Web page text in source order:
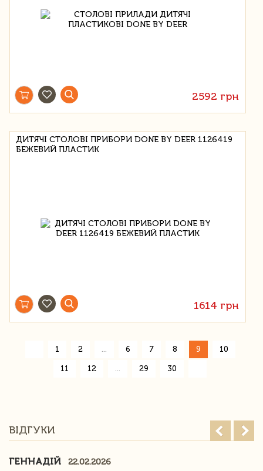
2592 грн
ДИТЯЧІ СТОЛОВІ ПРИБОРИ DONE BY DEER 1126419
БЕЖЕВИЙ ПЛАСТИК
1614 грн
1 2 6 7 8 9 10
11 12 29 30
ВІДГУКИ
ГЕННАДІЙ
22.02.2026